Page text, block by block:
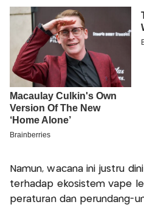
Namun, wacana ini justru
terhadap ekosistem vape
peraturan dan perundang-